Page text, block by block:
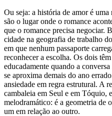
Ou seja: a história de amor é
são o lugar onde o romance
que o romance precisa negociar.
cidade na geografia de trabalho
em que nenhum passaporte
reconhecer a escolha. Os dois
educadamente quando a
se aproxima demais do ano
ansiedade em regra estrutural. A
cambaleia em Seul e em Tóquio,
melodramático: é a geometria de
um em relação ao outro.